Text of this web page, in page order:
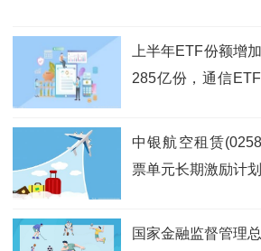
上半年ETF份额增
285亿份，通信
网设备ETF国泰份
头条
中银航空租赁
票单元长期激励计
国家金融监督管理